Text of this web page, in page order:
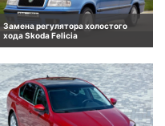
Замена регулятора холостого
хода Skoda Felicia